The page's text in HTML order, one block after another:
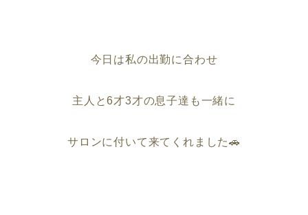
今日は私の出勤に合わせ
主人と6才3才の息子達も一緒に
サロンに付いて来てくれました🚗